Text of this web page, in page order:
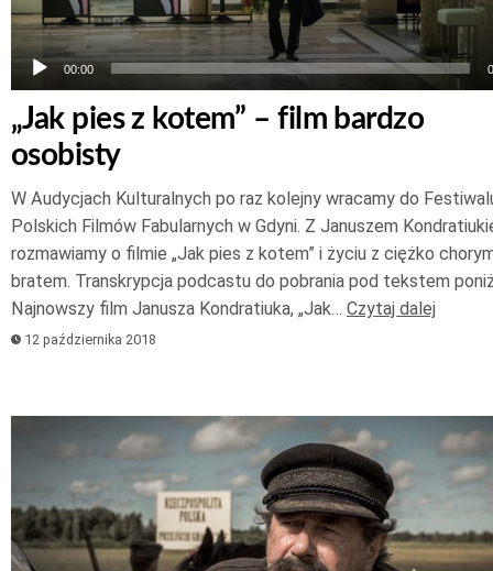
00:00
„Jak pies z kotem” – film bardzo
osobisty
W Audycjach Kulturalnych po raz kolejny wracamy do
Polskich Filmów Fabularnych w Gdyni. Z Januszem
rozmawiamy o filmie „Jak pies z kotem” i życiu z ciężko
bratem. Transkrypcja podcastu do pobrania pod tekstem
Najnowszy film Janusza Kondratiuka, „Jak… Czytaj dalej
12 października 2018
dźwiękowych